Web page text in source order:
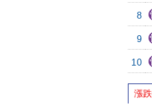
8
9
10
漲